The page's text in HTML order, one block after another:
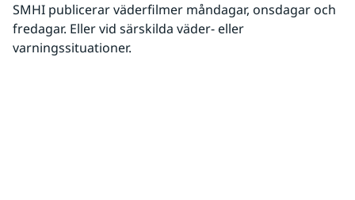
SMHI publicerar väderfilmer måndagar, onsdagar och
fredagar. Eller vid särskilda väder- eller
varningssituationer.